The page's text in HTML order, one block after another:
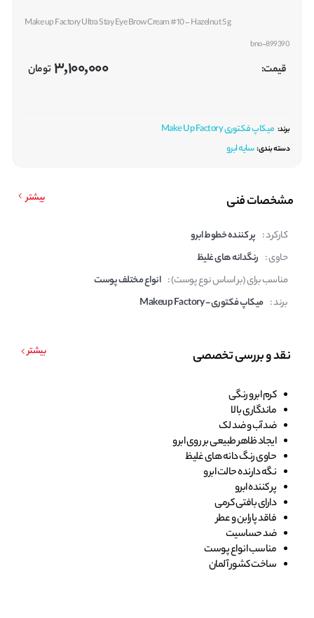
Make up Factory Ultra Stay Eye Brow Cream #10 - Hazelnut 5 g
bno-899390
قیمت: 3,100,000 تومان
برند: میکاپ فکتوری Make Up Factory
دسته بندی: سایه ابرو
مشخصات فنی بیشتر
کارکرد : پر کننده خطوط ابرو
حاوی : رنگدانه های غلیظ
مناسب برای (بر اساس نوع پوست) : انواع مختلف پوست
برند : میکاپ فکتوری - Makeup Factory
نقد و بررسی تخصصی بیشتر
کرم ابرو رنگی
ماندگاری بالا
ضد آب و ضد لک
ایجاد ظاهر طبیعی بر روی ابرو
حاوی رنگ دانه های غلیظ
نگه دارنده حالت ابرو
پر کننده ابرو
دارای بافتی کرمی
فاقد پارابن و عطر
ضد حساسیت
مناسب انواع پوست
ساخت کشور آلمان